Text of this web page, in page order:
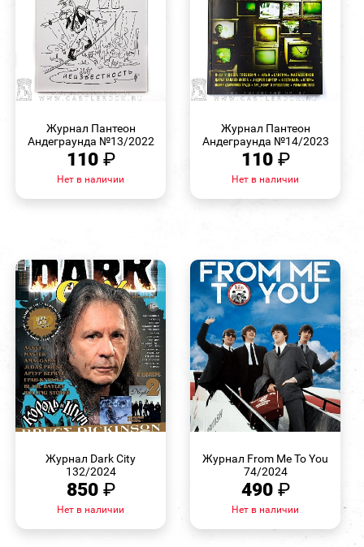
Журнал Пантеон
Андеграунда №13/2022
110 ₽
Нет в наличии
Журнал Пантеон
Андеграунда №14/2023
110 ₽
Нет в наличии
Журнал Dark City
132/2024
850 ₽
Нет в наличии
Журнал From Me To You
74/2024
490 ₽
Нет в наличии